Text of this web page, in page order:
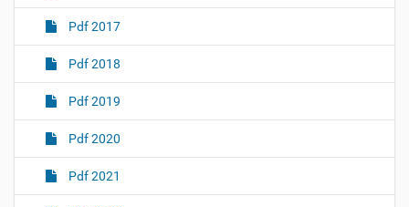
Pdf 2017
Pdf 2018
Pdf 2019
Pdf 2020
Pdf 2021